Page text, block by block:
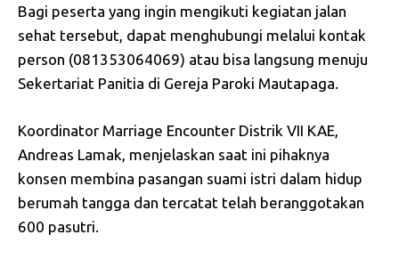
Bagi peserta yang ingin mengikuti kegiatan jalan
sehat tersebut, dapat menghubungi melalui kontak
person (081353064069) atau bisa langsung menuju
Sekertariat Panitia di Gereja Paroki Mautapaga.
Koordinator Marriage Encounter Distrik VII KAE,
Andreas Lamak, menjelaskan saat ini pihaknya
konsen membina pasangan suami istri dalam hidup
berumah tangga dan tercatat telah beranggotakan
600 pasutri.